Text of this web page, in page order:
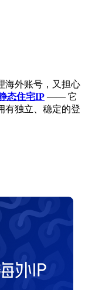
海外账号，又担心
态住宅IP —— 它
有独立、稳定的登